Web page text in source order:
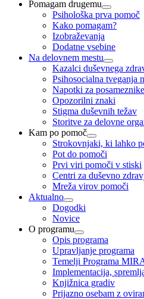
Pomagam drugemu
Psihološka prva pomoč
Kako pomagam?
Izobraževanja
Dodatne vsebine
Na delovnem mestu
Kazalci duševnega
Psihosocialna tveganja
Napotki za posameznike
Opozorilni znaki
Stigma duševnih težav
Storitve za delovne
Kam po pomoč
Strokovnjaki, ki lahko
Pot do pomoči
Prvi viri pomoči v stiski
Centri za duševno
Mreža virov pomoči
Aktualno
Dogodki
Novice
O programu
Opis programa
Upravljanje programa
Temelji Programa
Implementacija,
Knjižnica gradiv
Prijazno osebam z